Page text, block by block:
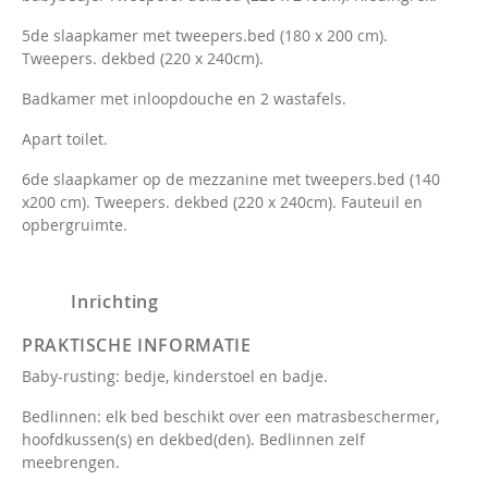
5de slaapkamer met tweepers.bed (180 x 200 cm).
Tweepers. dekbed (220 x 240cm).
Badkamer met inloopdouche en 2 wastafels.
Apart toilet.
6de slaapkamer op de mezzanine met tweepers.bed (140
x200 cm). Tweepers. dekbed (220 x 240cm). Fauteuil en
opbergruimte.
Inrichting
PRAKTISCHE INFORMATIE
Baby-rusting: bedje, kinderstoel en badje.
Bedlinnen: elk bed beschikt over een matrasbeschermer,
hoofdkussen(s) en dekbed(den). Bedlinnen zelf
meebrengen.